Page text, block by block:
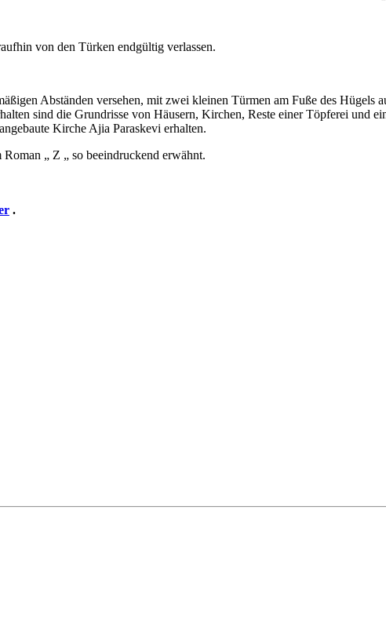
von den Türken endgültig verlassen.
Abständen versehen, mit zwei kleinen Türmen am Fuße des Hügels
sind die Grundrisse von Häusern, Kirchen, Reste einer Töpferei und
Kirche Ajia Paraskevi erhalten.
„ Z „ so beeindruckend erwähnt.
.